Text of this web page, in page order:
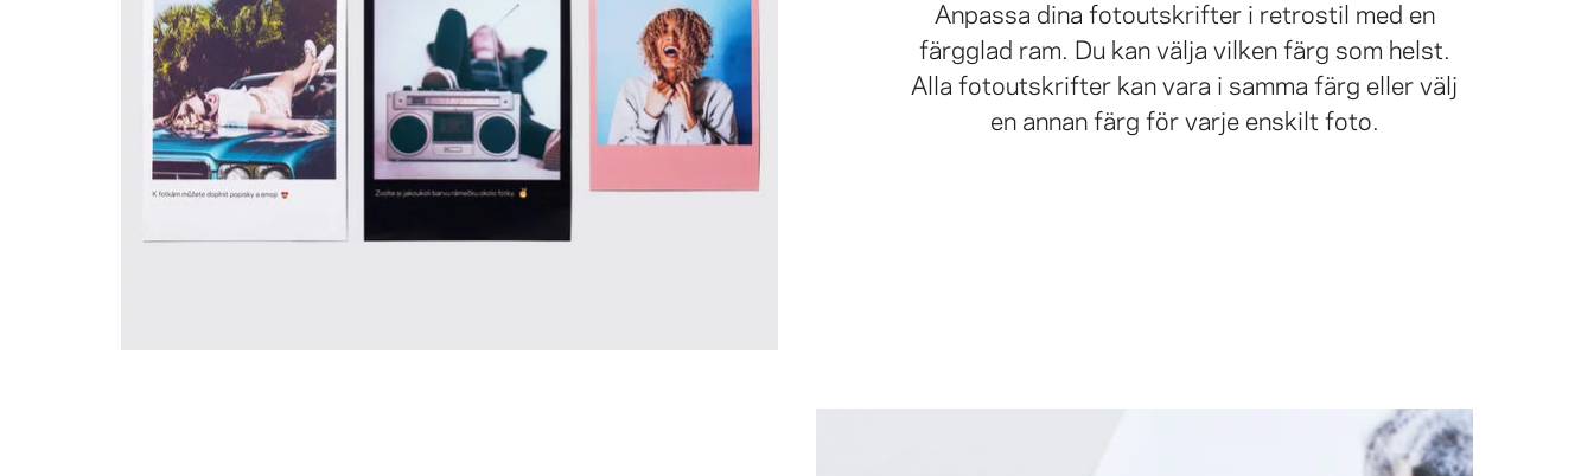
Anpassa dina fotoutskrifter i retrostil med en
färgglad ram. Du kan välja vilken färg som helst.
Alla fotoutskrifter kan vara i samma färg eller välj
en annan färg för varje enskilt foto.